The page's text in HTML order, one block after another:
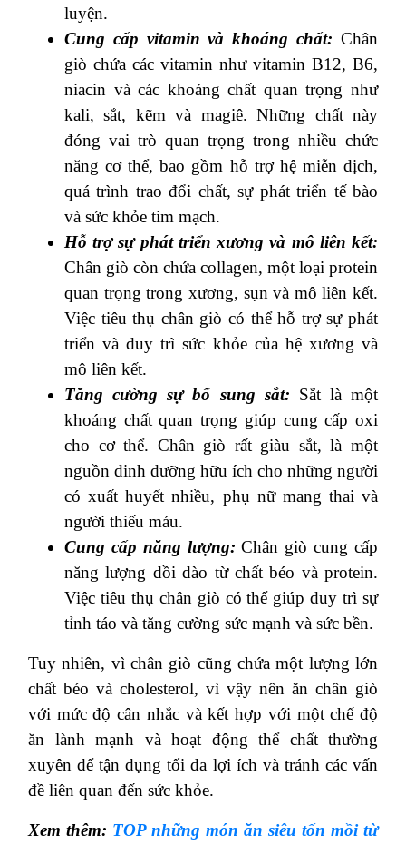
luyện.
Cung cấp vitamin và khoáng chất: Chân
giò chứa các vitamin như vitamin B12, B6,
niacin và các khoáng chất quan trọng như
kali, sắt, kẽm và magiê. Những chất này
đóng vai trò quan trọng trong nhiều chức
năng cơ thể, bao gồm hỗ trợ hệ miễn dịch,
quá trình trao đổi chất, sự phát triển tế bào
và sức khỏe tim mạch.
Hỗ trợ sự phát triển xương và mô liên kết:
Chân giò còn chứa collagen, một loại protein
quan trọng trong xương, sụn và mô liên kết.
Việc tiêu thụ chân giò có thể hỗ trợ sự phát
triển và duy trì sức khỏe của hệ xương và
mô liên kết.
Tăng cường sự bổ sung sắt: Sắt là một
khoáng chất quan trọng giúp cung cấp oxi
cho cơ thể. Chân giò rất giàu sắt, là một
nguồn dinh dưỡng hữu ích cho những người
có xuất huyết nhiều, phụ nữ mang thai và
người thiếu máu.
Cung cấp năng lượng: Chân giò cung cấp
năng lượng dồi dào từ chất béo và protein.
Việc tiêu thụ chân giò có thể giúp duy trì sự
tỉnh táo và tăng cường sức mạnh và sức bền.
Tuy nhiên, vì chân giò cũng chứa một lượng lớn
chất béo và cholesterol, vì vậy nên ăn chân giò
với mức độ cân nhắc và kết hợp với một chế độ
ăn lành mạnh và hoạt động thể chất thường
xuyên để tận dụng tối đa lợi ích và tránh các vấn
đề liên quan đến sức khỏe.
Xem thêm: TOP những món ăn siêu tốn mồi từ